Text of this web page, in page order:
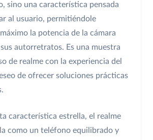
sino una característica pensada
al usuario, permitiéndole
la potencia de la cámara
autorretratos. Es una muestra
de realme con la experiencia del
de ofrecer soluciones prácticas
característica estrella, el realme
como un teléfono equilibrado y